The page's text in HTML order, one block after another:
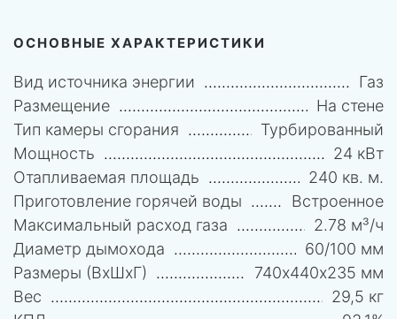
ОСНОВНЫЕ ХАРАКТЕРИСТИКИ
Вид источника энергии
Газ
Размещение
На стене
Тип камеры сгорания
Турбированный
Мощность
24 кВт
Отапливаемая площадь
240 кв. м.
Приготовление горячей воды
Встроенное
Максимальный расход газа
2.78 м³/ч
Диаметр дымохода
60/100 мм
Размеры (ВхШхГ)
740х440х235 мм
Вес
29,5 кг